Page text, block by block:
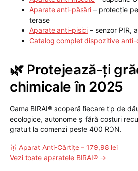
Aparate anti-păsări – protecție
terase
Aparate anti-pisici – senzor PIR,
Catalog complet dispozitive anti-
🌿 Protejează-ți
chimicale în 2025
Gama BIRAI® acoperă fiecare tip de
ecologice, autonome și fără costuri
gratuit la comenzi peste 400 RON.
🥇 Aparat Anti-Cârtițe – 179,98 lei
Vezi toate aparatele BIRAI® →